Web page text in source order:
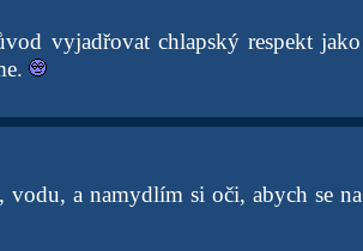
vyjadřovat chlapský respekt jako
a namydlím si oči, abych se na